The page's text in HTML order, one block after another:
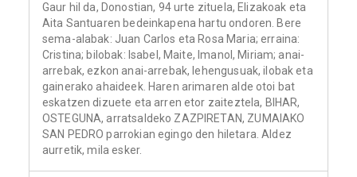
Gaur hil da, Donostian, 94 urte zituela, Elizakoak eta
Aita Santuaren bedeinkapena hartu ondoren. Bere
sema-alabak: Juan Carlos eta Rosa Maria; erraina:
Cristina; bilobak: Isabel, Maite, Imanol, Miriam; anai-
arrebak, ezkon anai-arrebak, lehengusuak, ilobak eta
gainerako ahaideek. Haren arimaren alde otoi bat
eskatzen dizuete eta arren etor zaiteztela, BIHAR,
OSTEGUNA, arratsaldeko ZAZPIRETAN, ZUMAIAKO
SAN PEDRO parrokian egingo den hiletara. Aldez
aurretik, mila esker.